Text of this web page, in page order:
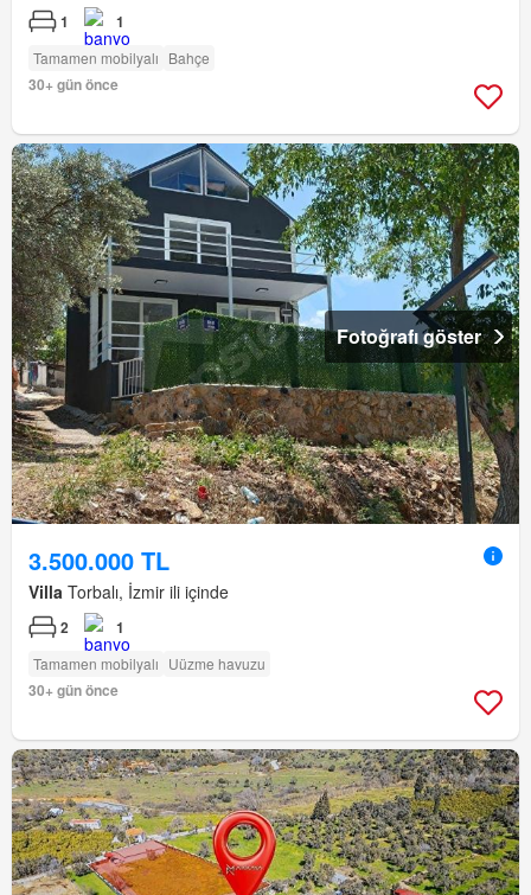
1 1
Tamamen mobilyalı Bahçe
30+ gün önce
Fotoğrafı göster
3.500.000 TL
Villa Torbalı, İzmir ili içinde
2 1
Tamamen mobilyalı Uüzme havuzu
30+ gün önce